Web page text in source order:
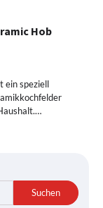
Hob
ein speziell
Suchen